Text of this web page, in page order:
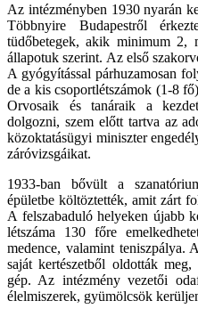
Az intézményben 1930 nyarán
Többnyire Budapestről
tüdőbetegek, akik minimum 2,
állapotuk szerint. Az első
A gyógyítással párhuzamosan
de a kis csoportlétszámok (1-8
Orvosaik és tanáraik a
dolgozni, szem előtt tartva az
közoktatásügyi miniszter
záróvizsgáikat.
1933-ban bővült a
épületbe költöztették, amit zárt
A felszabaduló helyeken újabb
létszáma 130 főre
medence, valamint teniszpálya.
saját kertészetből oldották
gép. Az intézmény vezetői
élelmiszerek, gyümölcsök